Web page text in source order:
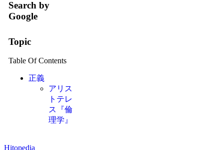
Search by
Google
Topic
Table Of Contents
正義
アリス
トテレ
ス『倫
理学』
Hitopedia